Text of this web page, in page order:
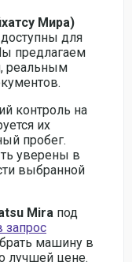
Мира)
доступны для
предлагаем
реальным
контроль на
их
пробег.
уверены в
выбранной
Mira под
запрос
машину в
лучшей цене.